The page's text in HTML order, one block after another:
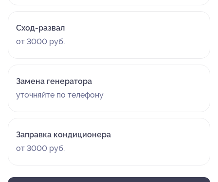
Сход-развал
от 3000 руб.
Замена генератора
уточняйте по телефону
Заправка кондиционера
от 3000 руб.